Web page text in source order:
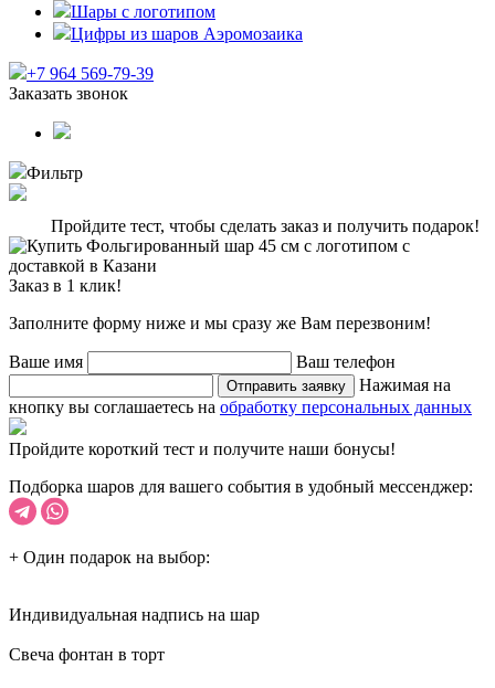
Шары с логотипом
Цифры из шаров Аэромозаика
+7 964 569-79-39
Заказать звонок
Фильтр
Пройдите тест, чтобы сделать заказ и получить подарок!
Заказ в 1 клик!
Заполните форму ниже и мы сразу же Вам перезвоним!
Ваше имя Ваш телефон
Отправить заявку
Нажимая на
кнопку вы соглашаетесь на обработку персональных данных
Пройдите короткий тест и получите наши бонусы!
Подборка шаров для вашего события в удобный мессенджер:
+ Один подарок на выбор:
Индивидуальная надпись на шар
Cвеча фонтан в торт